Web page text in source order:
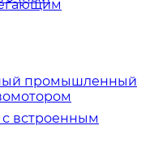
промышленный